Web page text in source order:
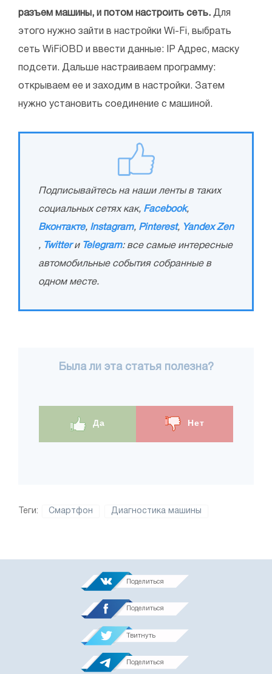
разъем машины, и потом настроить сеть. Для
этого нужно зайти в настройки Wi-Fi, выбрать
сеть WiFiOBD и ввести данные: IP Адрес, маску
подсети. Дальше настраиваем программу:
открываем ее и заходим в настройки. Затем
нужно установить соединение с машиной.
Подписывайтесь на наши ленты в таких
социальных сетях как, Facebook,
Вконтакте, Instagram, Pinterest, Yandex Zen
, Twitterи Telegram: все самые интересные
автомобильные события собранные в
одном месте.
Была ли эта статья полезна?
Да Нет
Теги: Смартфон Диагностика машины
Поделиться
Поделиться
Твитнуть
Поделиться